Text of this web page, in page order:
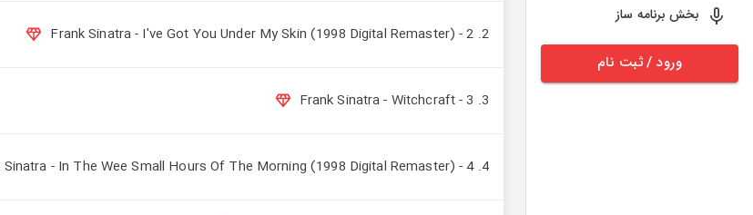
بخش برنامه ساز
ورود / ثبت نام
2. 2 - Frank Sinatra - I've Got You Under My Skin (1998 Digital Remaster)
3. 3 - Frank Sinatra - Witchcraft
4. 4 - Frank Sinatra - In The Wee Small Hours Of The Morning (1998 Digital Remaster)